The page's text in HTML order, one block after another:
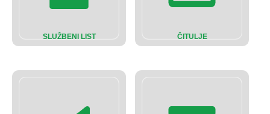
SLUŽBENI LIST ČITULJE